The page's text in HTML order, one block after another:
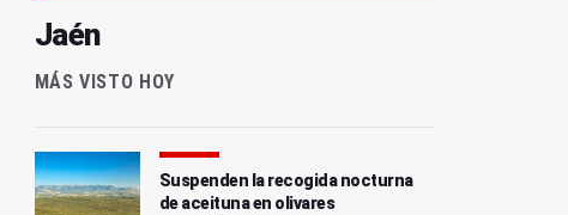
Jaén
MÁS VISTO HOY
Suspenden la recogida nocturna
de aceituna en olivares